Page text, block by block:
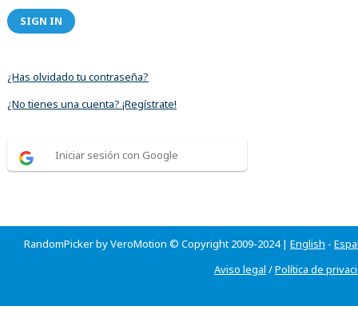
SIGN IN
¿Has olvidado tu contraseña?
¿No tienes una cuenta? ¡Regístrate!
Iniciar sesión con Google
RandomPicker by VeroMotion © Copyright 2009-2024 | English -
Aviso legal /Política de